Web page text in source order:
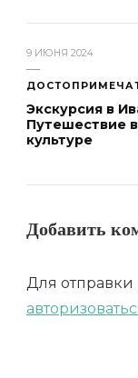
9 ИЮНЯ 2024
Экскурсия в
Путешествие
культуре
Добавить
Для